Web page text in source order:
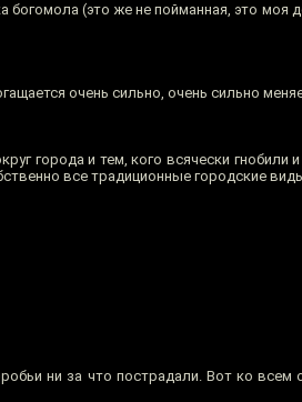
богомола (это же не пойманная, это моя
очень сильно, очень сильно
города и тем, кого всячески гнобили
все традиционные городские
ни за что пострадали. Вот ко